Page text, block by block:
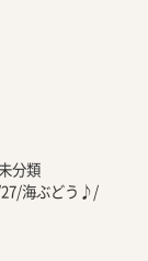
未分類
海ぶどう♪/